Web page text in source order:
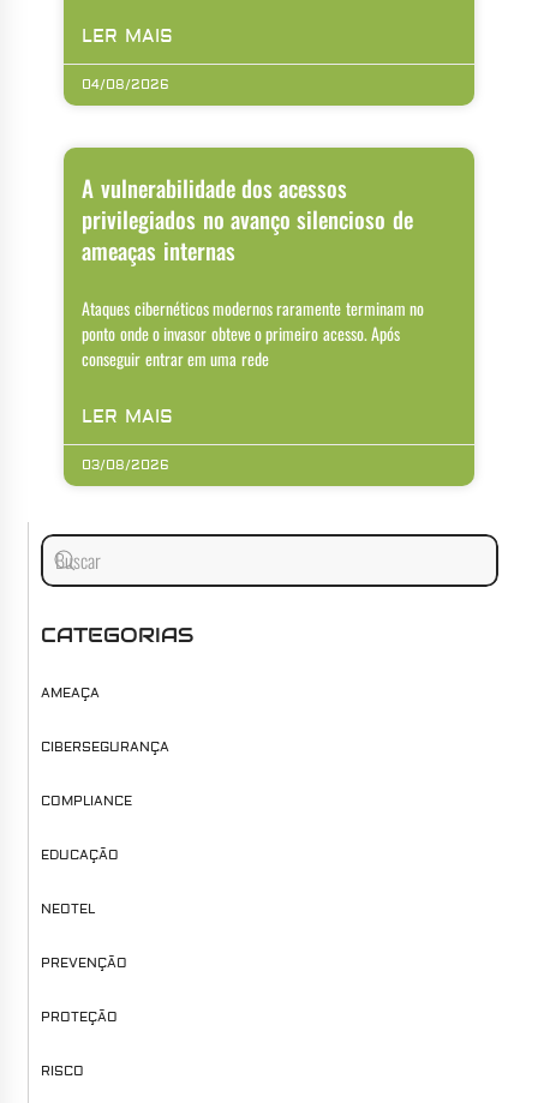
LER MAIS
04/08/2026
A vulnerabilidade dos acessos
privilegiados no avanço silencioso de
ameaças internas
Ataques cibernéticos modernos raramente terminam no
ponto onde o invasor obteve o primeiro acesso. Após
conseguir entrar em uma rede
LER MAIS
03/08/2026
CATEGORIAS
AMEAÇA
CIBERSEGURANÇA
COMPLIANCE
EDUCAÇÃO
NEOTEL
PREVENÇÃO
PROTEÇÃO
RISCO